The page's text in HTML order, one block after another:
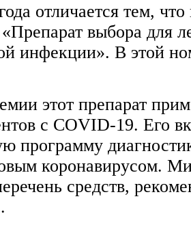
отличается тем,
выбора для
инфекции». В этой
этот препарат
с COVID-19. Его
программу
коронавирусом.
средств,